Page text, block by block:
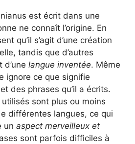
est écrit dans une
ne connaît l’origine. En
qu’il s’agit d’une création
tandis que d’autres
d’une langue inventée. Même
ignore ce que signifie
des phrases qu’il a écrits.
sont plus ou moins
différentes langues, ce qui
un aspect merveilleux et
sont parfois difficiles à